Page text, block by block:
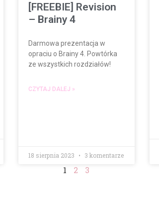
[FREEBIE] Revision
– Brainy 4
Darmowa prezentacja w
opraciu o Brainy 4. Powtórka
ze wszystkich rozdziałów!
CZYTAJ DALEJ »
18 sierpnia 2023 3 komentarze
1 2 3